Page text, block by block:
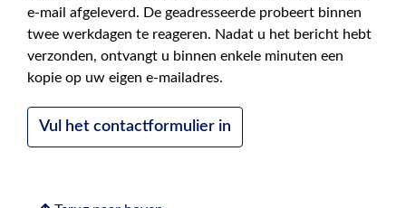
e-mail afgeleverd. De geadresseerde probeert binnen
twee werkdagen te reageren. Nadat u het bericht hebt
verzonden, ontvangt u binnen enkele minuten een
kopie op uw eigen e-mailadres.
Vul het contactformulier in